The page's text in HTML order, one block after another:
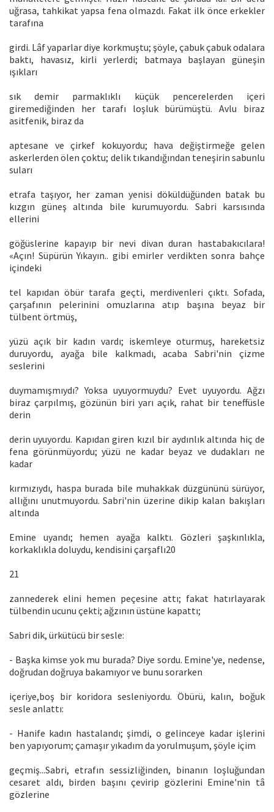
uğrasa, tahkikat yapsa fena olmazdı. Fakat ilk önce erkekler
tarafına
girdi. Lâf yaparlar diye korkmuştu; şöyle, çabuk çabuk odalara
baktı, havasız, kirli yerlerdi; batmaya başlayan güneşin
ışıkları
sık demir parmaklıklı küçük pencerelerden içeri
giremediğinden her tarafı loşluk bürümüştü. Avlu biraz
asitfenik, biraz da
aptesane ve çirkef kokuyordu; hava değiştirmeğe gelen
askerlerden ölen çoktu; delik tıkandığından teneşirin sabunlu
suları
etrafa taşıyor, her zaman yenisi döküldüğünden batak bu
kızgın güneş altında bile kurumuyordu. Sabri karsısında
ellerini
göğüslerine kapayıp bir nevi divan duran hastabakıcılara!
«Açın! Süpürün Yıkayın.. gibi emirler verdikten sonra bahçe
içindeki
tel kapıdan öbür tarafa geçti, merdivenleri çıktı. Sofada,
çarşafının pelerinini omuzlarına atıp başına beyaz bir
tülbent örtmüş,
yüzü açık bir kadın vardı; iskemleye oturmuş, hareketsiz
duruyordu, ayağa bile kalkmadı, acaba Sabri'nin çizme
seslerini
duymamışmıydı? Yoksa uyuyormuydu? Evet uyuyordu. Ağzı
biraz çarpılmış, gözünün biri yarı açık, rahat bir teneffüsle
derin
derin uyuyordu. Kapıdan giren kızıl bir aydınlık altında hiç de
fena görünmüyordu; yüzü ne kadar beyaz ve dudakları ne
kadar
kırmızıydı, haspa burada bile muhakkak düzgününü sürüyor,
allığını unutmuyordu. Sabri'nin üzerine dikip kalan bakışları
altında
Emine uyandı; hemen ayağa kalktı. Gözleri şaşkınlıkla,
korkaklıkla doluydu, kendisini çarşaflı20
21
zannederek elini hemen peçesine attı; fakat hatırlayarak
tülbendin ucunu çekti; ağzının üstüne kapattı;
Sabri dik, ürkütücü bir sesle:
- Başka kimse yok mu burada? Diye sordu. Emine'ye, nedense,
doğrudan doğruya bakamıyor ve bunu sorarken
içeriye,boş bir koridora sesleniyordu. Öbürü, kalın, boğuk
sesle anlattı:
- Hanife kadın hastalandı; şimdi, o gelinceye kadar işlerini
ben yapıyorum; çamaşır yıkadım da yorulmuşum, şöyle içim
geçmiş...Sabri, etrafın sessizliğinden, binanın loşluğundan
cesaret aldı, birden başını çevirip gözlerini Emine'nin tâ
gözlerine